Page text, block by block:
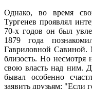
Однако, во время
Тургенев проявлял
70-х годов он был
1879 года
Гавриловной Савиной.
близость. Но несмотря
свою власть над ним.
бывал особенно
заявить друзьям: "Если